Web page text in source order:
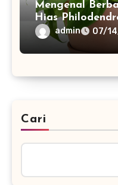
Mengenal
Hias
admin 07/
Cari